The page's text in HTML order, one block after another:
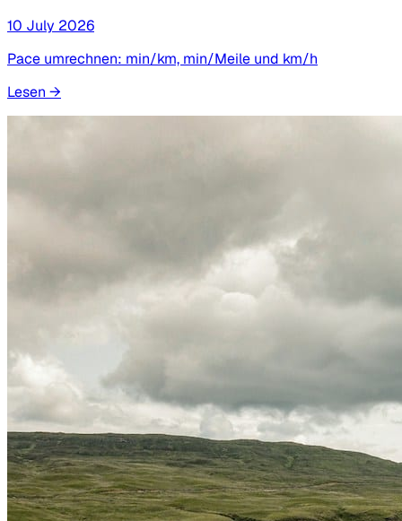
10 July 2026
Pace umrechnen: min/km, min/Meile und km/h
Lesen →